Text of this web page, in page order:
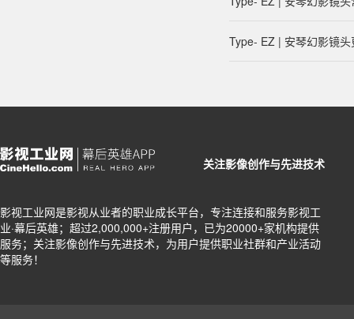
Type- EZ | 安琴幻影镜
关注影像创作与先进技术
影视工业网是影视从业者的职业成长平台，专注连接和服务影视工
业·幕后英雄；超过2,000,000+注册用户，已为20000+家机构提供
服务；关注影像创作与先进技术，为用户提供职业社群和产业活动
等服务！